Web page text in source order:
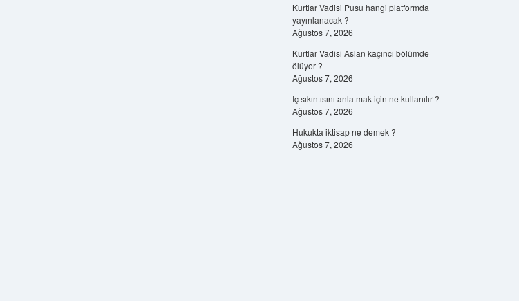
Kurtlar Vadisi Pusu hangi platformda
yayınlanacak ?
Ağustos 7, 2026
Kurtlar Vadisi Aslan kaçıncı bölümde
ölüyor ?
Ağustos 7, 2026
Iç sıkıntısını anlatmak için ne kullanılır ?
Ağustos 7, 2026
Hukukta iktisap ne demek ?
Ağustos 7, 2026